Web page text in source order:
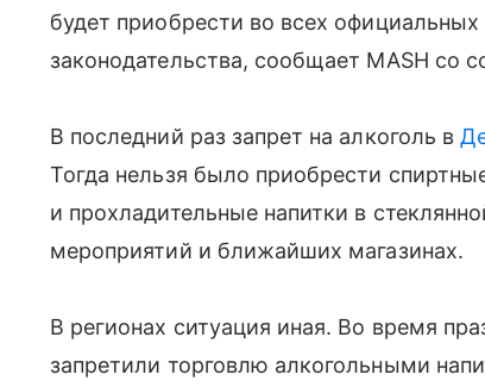
будет приобрести во всех
законодательства, сообщает MASH со
В последний раз запрет на алкоголь в
Тогда нельзя было приобрести
и прохладительные напитки в
мероприятий и ближайших магазинах.
В регионах ситуация иная. Во время
запретили торговлю алкогольными